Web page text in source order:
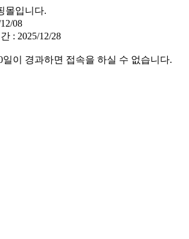
몰입니다.
08
: 2025/12/28
이 경과하면 접속을 하실 수 없습니다.